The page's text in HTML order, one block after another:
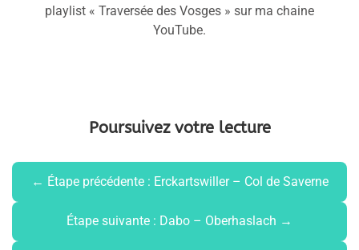
playlist « Traversée des Vosges » sur ma chaine
YouTube.
Poursuivez votre lecture
← Étape précédente : Erckartswiller – Col de Saverne
Étape suivante : Dabo – Oberhaslach →